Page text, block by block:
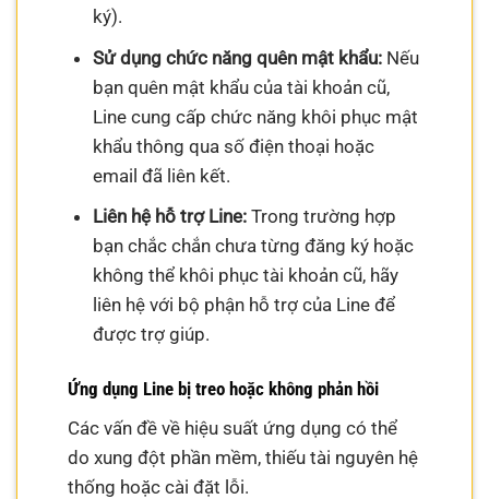
ký).
Sử dụng chức năng quên mật khẩu:Nếu
bạn quên mật khẩu của tài khoản cũ,
Line cung cấp chức năng khôi phục mật
khẩu thông qua số điện thoại hoặc
email đã liên kết.
Liên hệ hỗ trợ Line:Trong trường hợp
bạn chắc chắn chưa từng đăng ký hoặc
không thể khôi phục tài khoản cũ, hãy
liên hệ với bộ phận hỗ trợ của Line để
được trợ giúp.
Ứng dụng Line bị treo hoặc không phản hồi
Các vấn đề về hiệu suất ứng dụng có thể
do xung đột phần mềm, thiếu tài nguyên hệ
thống hoặc cài đặt lỗi.